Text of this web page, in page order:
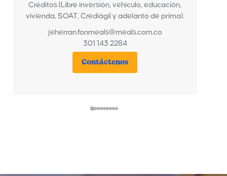
Créditos (Libre inversión, vehículo, educación,
vivienda, SOAT, Crediágil y adelanto de prima).
jeherran.fonmeals@meals.com.co
301 143 2284
Contáctenos